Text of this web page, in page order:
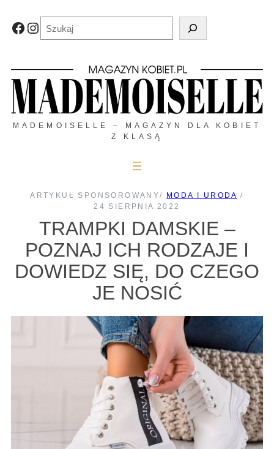
treściFacebook
Instagram
MADEMOISELLE – MAGAZYN DLA KOBIET
Z KLASĄ
ARTYKUŁ SPONSOROWANY/ MODA I URODA /
24 SIERPNIA 2022
TRAMPKI DAMSKIE –
POZNAJ ICH RODZAJE I
DOWIEDZ SIĘ, DO CZEGO
JE NOSIĆ